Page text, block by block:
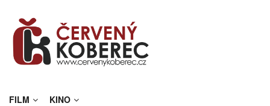
FILM KINO